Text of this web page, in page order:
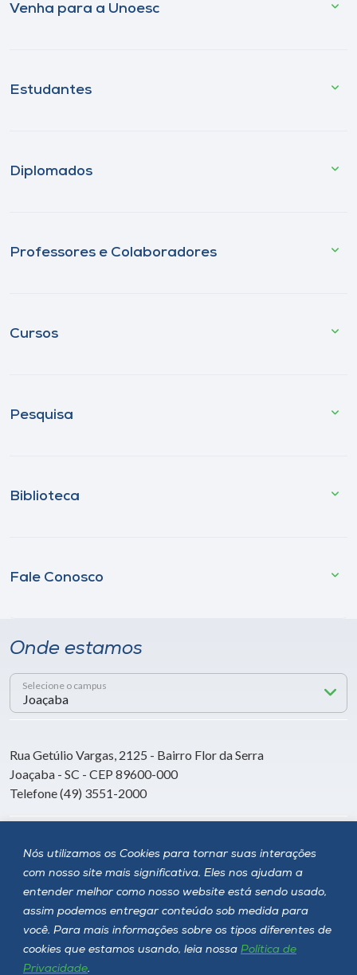
Nós utilizamos os Cookies para tornar suas interações
com nosso site mais significativa. Eles nos ajudam a
entender melhor como nosso website está sendo usado,
assim podemos entregar conteúdo sob medida para
você. Para mais informações sobre os tipos diferentes de
cookies que estamos usando, leia nossa Política de
Privacidade.
Venha para a Unoesc
Estudantes
Diplomados
Professores e Colaboradores
Cursos
Pesquisa
Biblioteca
Fale Conosco
Onde estamos
Selecione o campus
Rua Getúlio Vargas, 2125 - Bairro Flor da Serra
Joaçaba - SC - CEP 89600-000
Telefone (49) 3551-2000
Siga a Unoesc